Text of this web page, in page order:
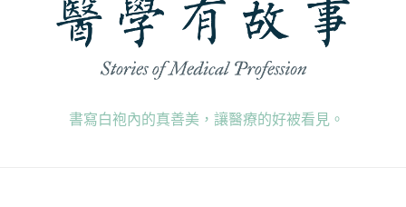
書寫白袍內的真善美，讓醫療的好被看見。